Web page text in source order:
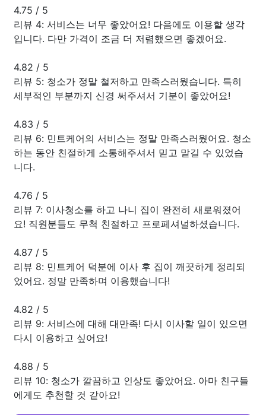
4.75 / 5
리뷰 4: 서비스는 너무 좋았어요! 다음에도 이용할 생각
입니다. 다만 가격이 조금 더 저렴했으면 좋겠어요.
4.82 / 5
리뷰 5: 청소가 정말 철저하고 만족스러웠습니다. 특히
세부적인 부분까지 신경 써주셔서 기분이 좋았어요!
4.83 / 5
리뷰 6: 민트케어의 서비스는 정말 만족스러웠어요. 청소
하는 동안 친절하게 소통해주셔서 믿고 맡길 수 있었습
니다.
4.76 / 5
리뷰 7: 이사청소를 하고 나니 집이 완전히 새로워졌어
요! 직원분들도 무척 친절하고 프로페셔널하셨습니다.
4.87 / 5
리뷰 8: 민트케어 덕분에 이사 후 집이 깨끗하게 정리되
었어요. 정말 만족하며 이용했습니다!
4.82 / 5
리뷰 9: 서비스에 대해 대만족! 다시 이사할 일이 있으면
다시 이용하고 싶어요!
4.88 / 5
리뷰 10: 청소가 깔끔하고 인상도 좋았어요. 아마 친구들
에게도 추천할 것 같아요!